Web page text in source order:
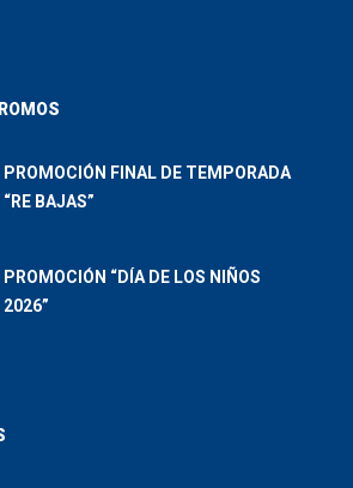
PROMOCIÓN FINAL DE TEMPORADA
“RE BAJAS”
PROMOCIÓN “DÍA DE LOS NIÑOS
2026”